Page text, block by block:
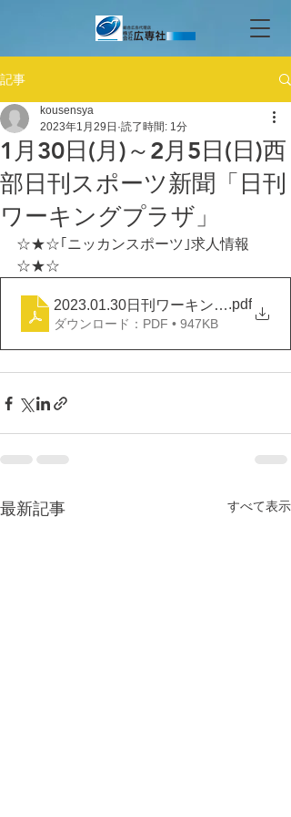
記事
1月30日(月)～2月5日(日)西
部日刊スポーツ新聞「日刊
ワーキングプラザ」
kousensya
2023年1月29日 読了時間: 1分
☆★☆｢ニッカンスポーツ｣求人情報
☆★☆
2023.01.30日刊ワーキングプラザ
.pdf
ダウンロード：PDF • 947KB
最新記事 すべて表示